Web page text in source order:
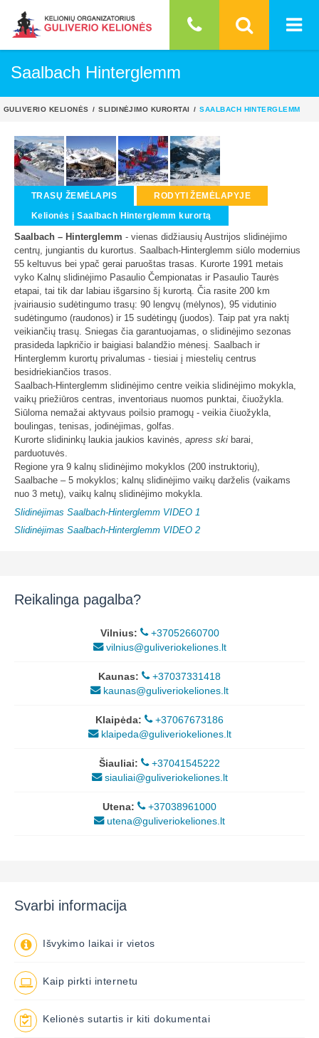
Saalbach Hinterglemm
GULIVERIO KELIONĖS SLIDINĖJIMO KURORTAI SAALBACH HINTERGLEMM
TRASŲ ŽEMĖLAPIS
RODYTI ŽEMĖLAPYJE
Kelionės į Saalbach Hinterglemm kurortą
Saalbach – Hinterglemm - vienas didžiausių Austrijos slidinėjimo
centrų, jungiantis du kurortus. Saalbach-Hinterglemm siūlo modernius
55 keltuvus bei ypač gerai paruoštas trasas. Kurorte 1991 metais
vyko Kalnų slidinėjimo Pasaulio Čempionatas ir Pasaulio Taurės
etapai, tai tik dar labiau išgarsino šį kurortą. Čia rasite 200 km
įvairiausio sudėtingumo trasų: 90 lengvų (mėlynos), 95 vidutinio
sudėtingumo (raudonos) ir 15 sudėtingų (juodos). Taip pat yra naktį
veikiančių trasų. Sniegas čia garantuojamas, o slidinėjimo sezonas
prasideda lapkričio ir baigiasi balandžio mėnesį. Saalbach ir
Hinterglemm kurortų privalumas - tiesiai į miestelių centrus
besidriekiančios trasos.
Saalbach-Hinterglemm slidinėjimo centre veikia slidinėjimo mokykla,
vaikų priežiūros centras, inventoriaus nuomos punktai, čiuožykla.
Siūloma nemažai aktyvaus poilsio pramogų - veikia čiuožykla,
boulingas, tenisas, jodinėjimas, golfas.
Kurorte slidininkų laukia jaukios kavinės, apress ski barai,
parduotuvės.
Regione yra 9 kalnų slidinėjimo mokyklos (200 instruktorių),
Saalbache – 5 mokyklos; kalnų slidinėjimo vaikų darželis (vaikams
nuo 3 metų), vaikų kalnų slidinėjimo mokykla.
Slidinėjimas Saalbach-Hinterglemm VIDEO 1
Slidinėjimas Saalbach-Hinterglemm VIDEO 2
Reikalinga pagalba?
Vilnius:
+37052660700
vilnius@guliveriokeliones.lt
Kaunas:
+37037331418
kaunas@guliveriokeliones.lt
Klaipėda:
+37067673186
klaipeda@guliveriokeliones.lt
Šiauliai:
+37041545222
siauliai@guliveriokeliones.lt
Utena:
+37038961000
utena@guliveriokeliones.lt
Svarbi informacija
Išvykimo laikai ir vietos
Kaip pirkti internetu
Kelionės sutartis ir kiti dokumentai